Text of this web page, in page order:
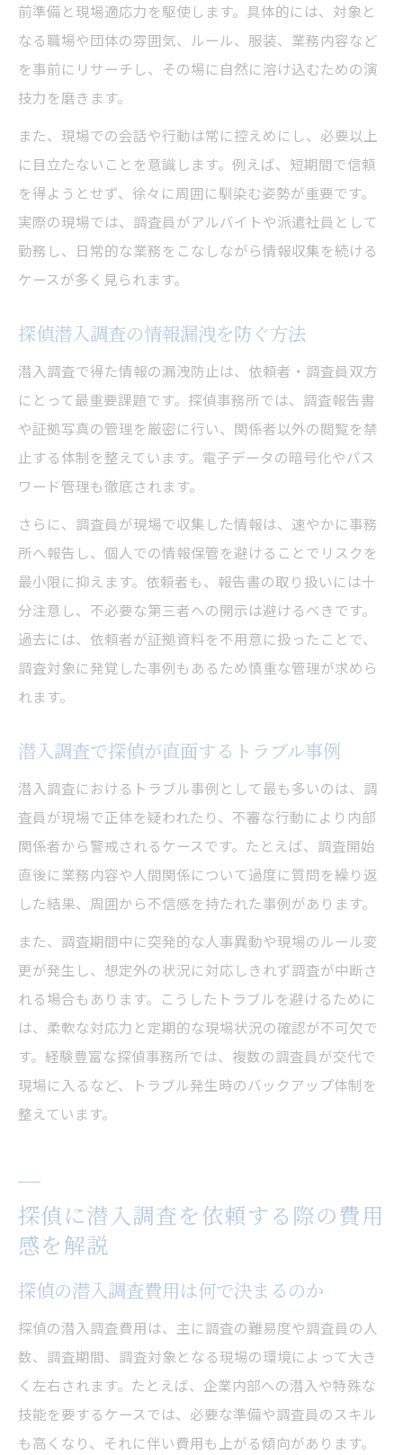
前準備と現場適応力を駆使します。具体的には、対象と
なる職場や団体の雰囲気、ルール、服装、業務内容など
を事前にリサーチし、その場に自然に溶け込むための演
技力を磨きます。
また、現場での会話や行動は常に控えめにし、必要以上
に目立たないことを意識します。例えば、短期間で信頼
を得ようとせず、徐々に周囲に馴染む姿勢が重要です。
実際の現場では、調査員がアルバイトや派遣社員として
勤務し、日常的な業務をこなしながら情報収集を続ける
ケースが多く見られます。
探偵潜入調査の情報漏洩を防ぐ方法
潜入調査で得た情報の漏洩防止は、依頼者・調査員双方
にとって最重要課題です。探偵事務所では、調査報告書
や証拠写真の管理を厳密に行い、関係者以外の閲覧を禁
止する体制を整えています。電子データの暗号化やパス
ワード管理も徹底されます。
さらに、調査員が現場で収集した情報は、速やかに事務
所へ報告し、個人での情報保管を避けることでリスクを
最小限に抑えます。依頼者も、報告書の取り扱いには十
分注意し、不必要な第三者への開示は避けるべきです。
過去には、依頼者が証拠資料を不用意に扱ったことで、
調査対象に発覚した事例もあるため慎重な管理が求めら
れます。
潜入調査で探偵が直面するトラブル事例
潜入調査におけるトラブル事例として最も多いのは、調
査員が現場で正体を疑われたり、不審な行動により内部
関係者から警戒されるケースです。たとえば、調査開始
直後に業務内容や人間関係について過度に質問を繰り返
した結果、周囲から不信感を持たれた事例があります。
また、調査期間中に突発的な人事異動や現場のルール変
更が発生し、想定外の状況に対応しきれず調査が中断さ
れる場合もあります。こうしたトラブルを避けるために
は、柔軟な対応力と定期的な現場状況の確認が不可欠で
す。経験豊富な探偵事務所では、複数の調査員が交代で
現場に入るなど、トラブル発生時のバックアップ体制を
整えています。
探偵に潜入調査を依頼する際の費用
感を解説
探偵の潜入調査費用は何で決まるのか
探偵の潜入調査費用は、主に調査の難易度や調査員の人
数、調査期間、調査対象となる現場の環境によって大き
く左右されます。たとえば、企業内部への潜入や特殊な
技能を要するケースでは、必要な準備や調査員のスキル
も高くなり、それに伴い費用も上がる傾向があります。